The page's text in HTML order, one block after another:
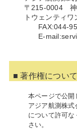
〒215-0004 神
トウェンティワ
FAX:044-
E-mail:
■ 著作権について
本ページで公開
アジア航測株
について許可
さい。